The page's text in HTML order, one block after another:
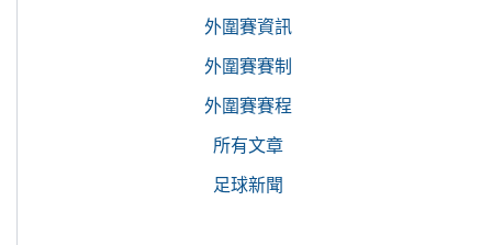
外圍賽資訊
外圍賽賽制
外圍賽賽程
所有文章
足球新聞